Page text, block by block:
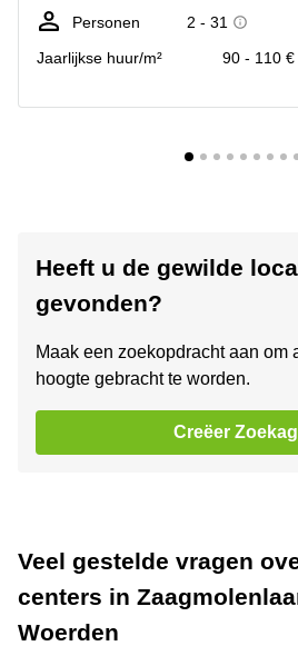
Personen
2 - 31
Jaarlijkse huur/m²
90 - 110 €
Heeft u de gewilde
gevonden?
Maak een zoekopdracht aan om
hoogte gebracht te worden.
Creëer
Veel gestelde vragen
centers in
Woerden